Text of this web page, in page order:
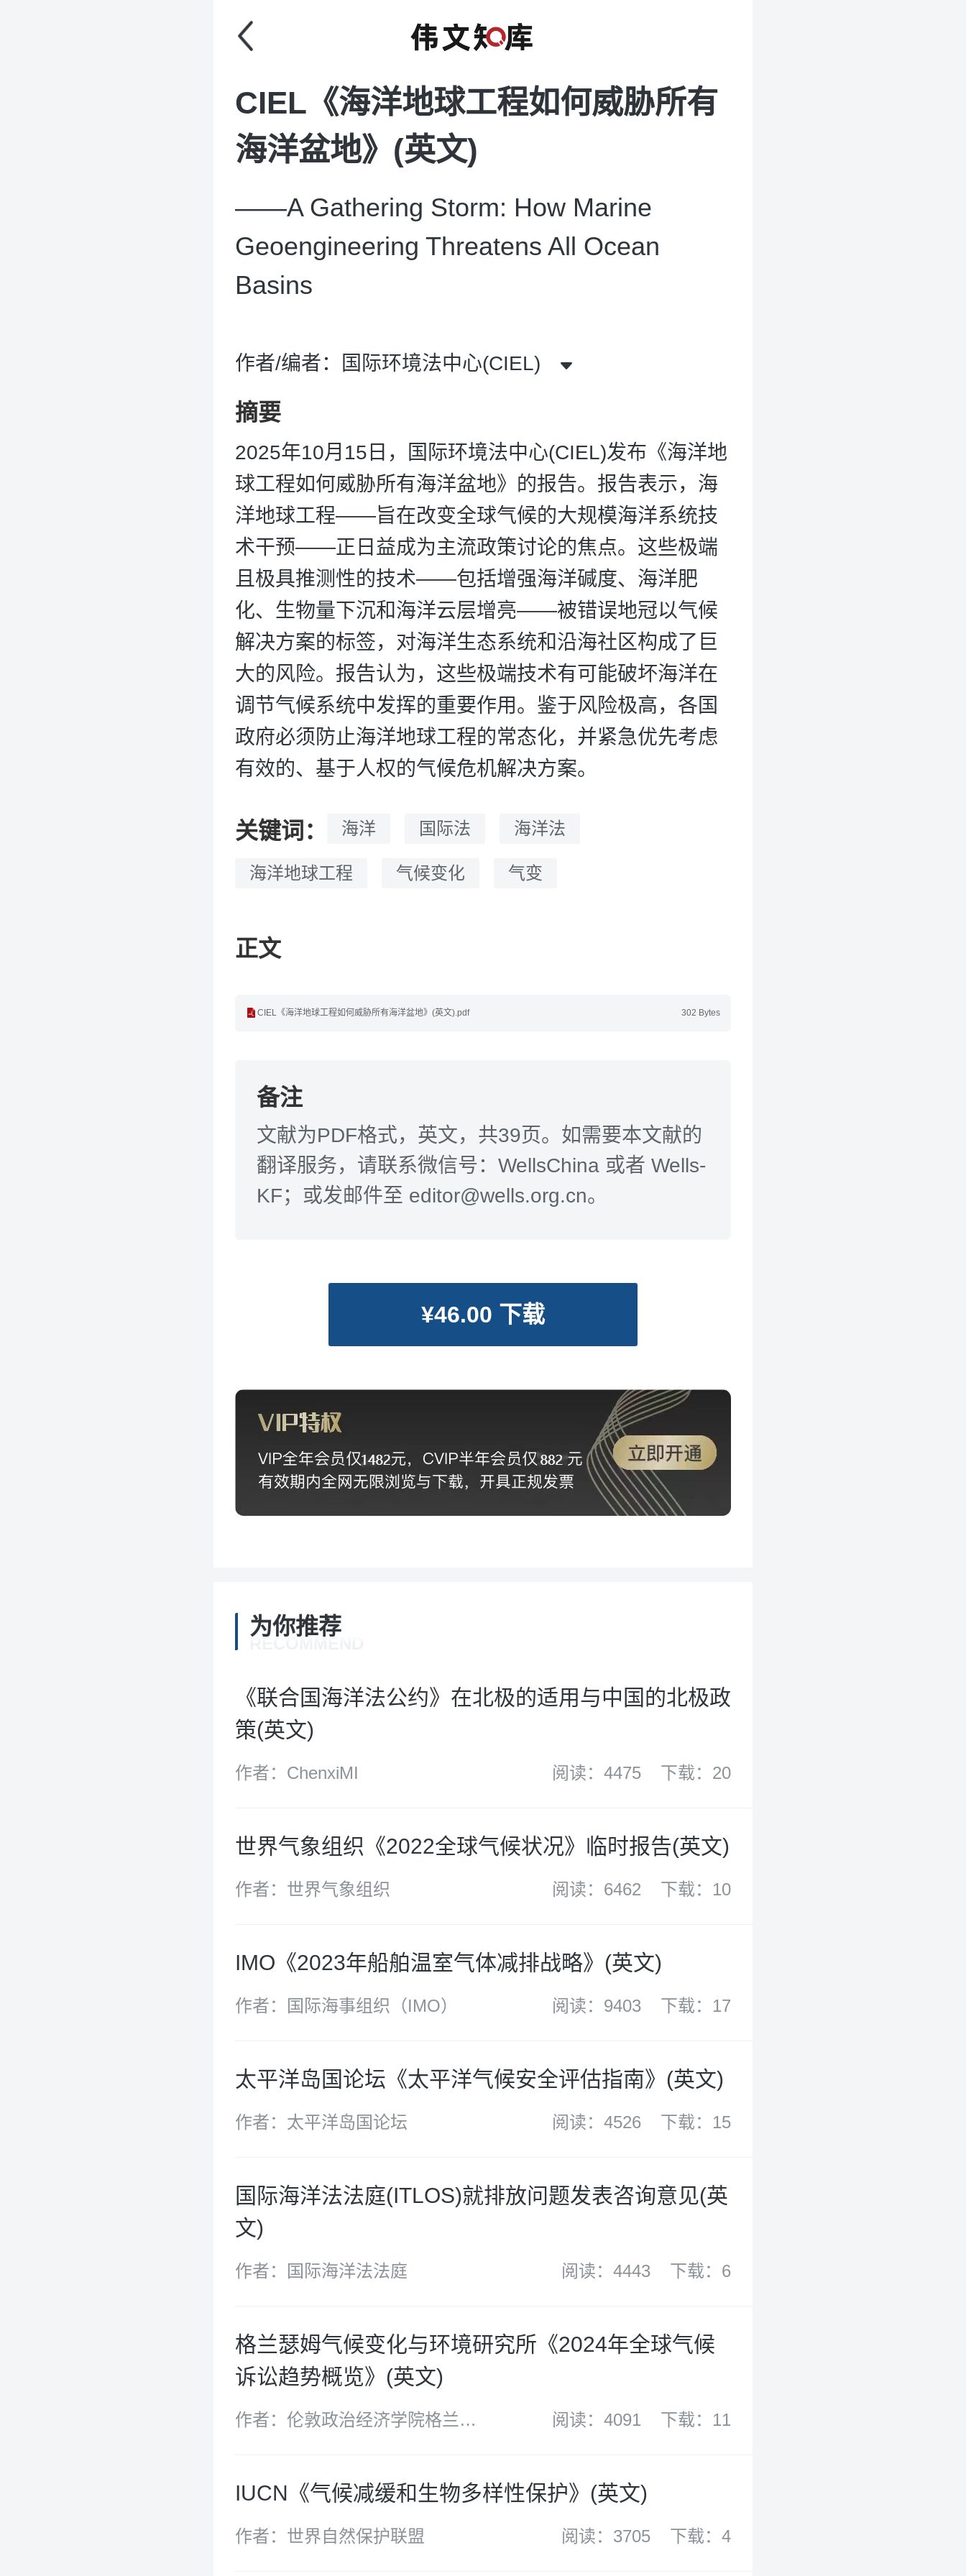
CIEL《海洋地球工程如何威胁所有
海洋盆地》(英文)
——A Gathering Storm: How Marine
Geoengineering Threatens All Ocean
Basins
作者/编者：国际环境法中心(CIEL)
摘要
2025年10月15日，国际环境法中心(CIEL)发布《海洋地
球工程如何威胁所有海洋盆地》的报告。报告表示，海
洋地球工程——旨在改变全球气候的大规模海洋系统技
术干预——正日益成为主流政策讨论的焦点。这些极端
且极具推测性的技术——包括增强海洋碱度、海洋肥
化、生物量下沉和海洋云层增亮——被错误地冠以气候
解决方案的标签，对海洋生态系统和沿海社区构成了巨
大的风险。报告认为，这些极端技术有可能破坏海洋在
调节气候系统中发挥的重要作用。鉴于风险极高，各国
政府必须防止海洋地球工程的常态化，并紧急优先考虑
有效的、基于人权的气候危机解决方案。
关键词： 海洋 国际法 海洋法
海洋地球工程 气候变化 气变
正文
302 Bytes
CIEL《海洋地球工程如何威胁所有海洋盆地》(英文).pdf
备注
文献为PDF格式，英文，共39页。如需要本文献的
翻译服务，请联系微信号：WellsChina 或者 Wells-
KF；或发邮件至 editor@wells.org.cn。
¥46.00 下载
为你推荐
RECOMMEND
《联合国海洋法公约》在北极的适用与中国的北极政
策(英文)
作者：ChenxiMI 阅读：4475 下载：20
世界气象组织《2022全球气候状况》临时报告(英文)
作者：世界气象组织 阅读：6462 下载：10
IMO《2023年船舶温室气体减排战略》(英文)
作者：国际海事组织（IMO） 阅读：9403 下载：17
太平洋岛国论坛《太平洋气候安全评估指南》(英文)
作者：太平洋岛国论坛 阅读：4526 下载：15
国际海洋法法庭(ITLOS)就排放问题发表咨询意见(英
文)
作者：国际海洋法法庭 阅读：4443 下载：6
格兰瑟姆气候变化与环境研究所《2024年全球气候
诉讼趋势概览》(英文)
作者：伦敦政治经济学院格兰瑟
阅读：4091 下载：11
IUCN《气候减缓和生物多样性保护》(英文)
作者：世界自然保护联盟 阅读：3705 下载：4